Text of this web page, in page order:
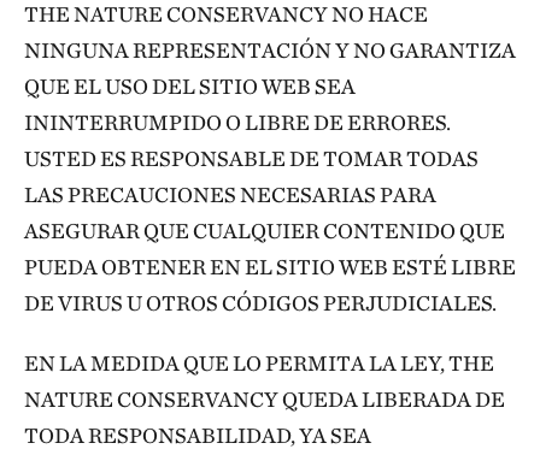
THE NATURE CONSERVANCY NO HACE
NINGUNA REPRESENTACIÓN Y NO GARANTIZA
QUE EL USO DEL SITIO WEB SEA
ININTERRUMPIDO O LIBRE DE ERRORES.
USTED ES RESPONSABLE DE TOMAR TODAS
LAS PRECAUCIONES NECESARIAS PARA
ASEGURAR QUE CUALQUIER CONTENIDO QUE
PUEDA OBTENER EN EL SITIO WEB ESTÉ LIBRE
DE VIRUS U OTROS CÓDIGOS PERJUDICIALES.
EN LA MEDIDA QUE LO PERMITA LA LEY, THE
NATURE CONSERVANCY QUEDA LIBERADA DE
TODA RESPONSABILIDAD, YA SEA